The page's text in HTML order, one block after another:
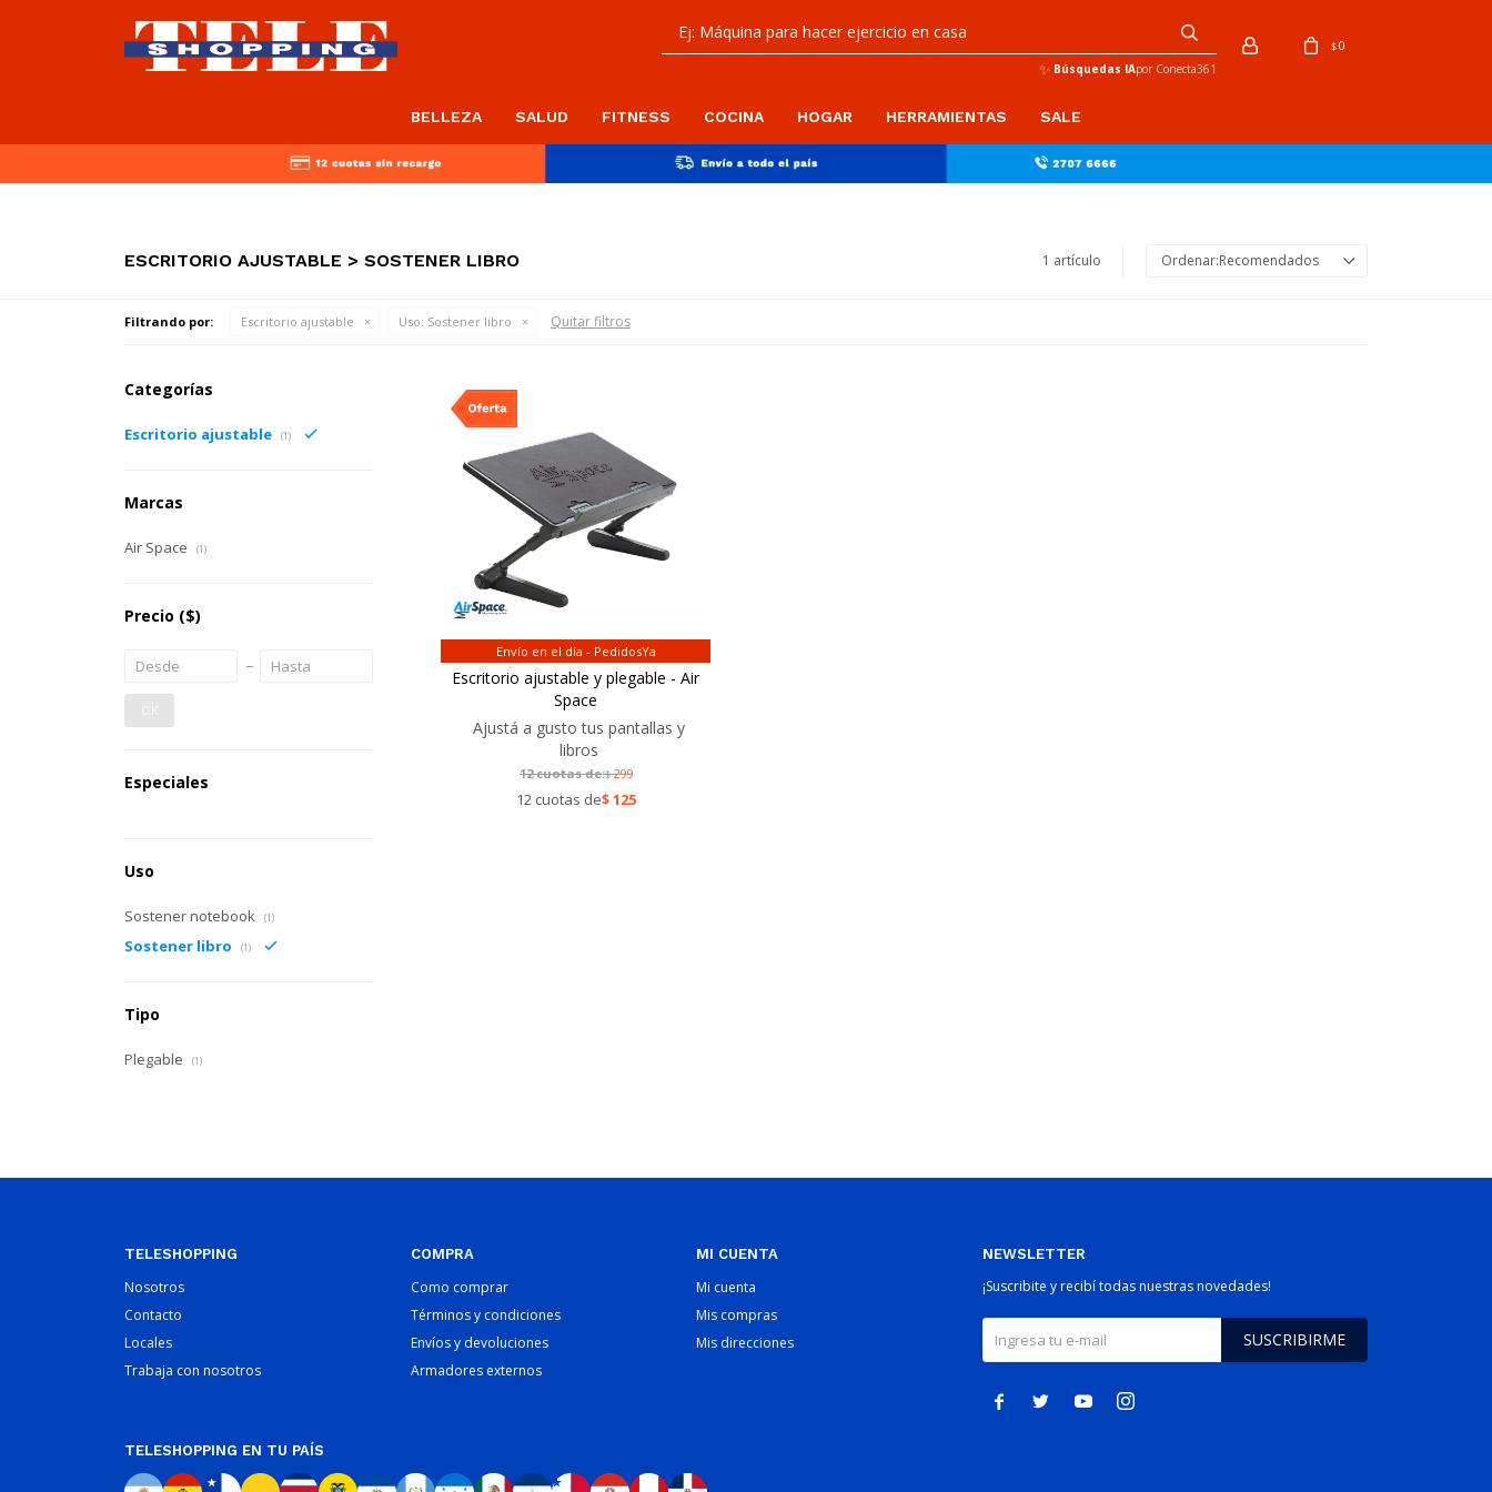
BELLEZA SALUD FITNESS COCINA HOGAR HERRAMIENTAS SALE
✨ Búsquedas IApor Conecta361
$0
ESCRITORIO AJUSTABLE > SOSTENER LIBRO 1 artículo Recomendados
Filtrando por: Escritorio ajustable Uso: Sostener libro Quitar filtros
Envío en el día - PedidosYa
Escritorio ajustable y plegable - Air
Space
Ajustá a gusto tus pantallas y
libros
12 cuotas de:$299
12 cuotas de$125
Categorías
Escritorio ajustable (1)
Marcas
Air Space (1)
Precio ($)
OK
Especiales
Uso
Sostener notebook (1)
Sostener libro (1)
Tipo
Plegable (1)
TELESHOPPING
Nosotros
Contacto
Locales
Trabaja con nosotros
COMPRA
Como comprar
Términos y condiciones
Envíos y devoluciones
Armadores externos
MI CUENTA
Mi cuenta
Mis compras
Mis direcciones
NEWSLETTER
¡Suscribite y recibí todas nuestras novedades!
SUSCRIBIRME
   
TELESHOPPING EN TU PAÍS